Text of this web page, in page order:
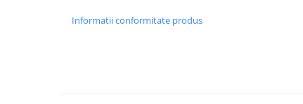
Informatii conformitate produs